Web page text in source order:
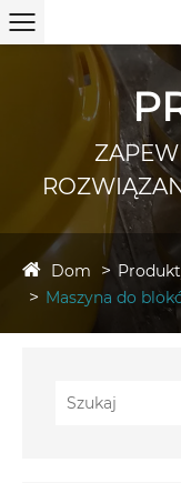
Dom
Maszyna do